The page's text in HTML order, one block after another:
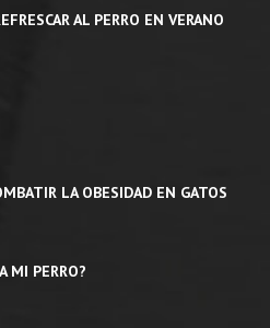
AL PERRO EN VERANO
LA OBESIDAD EN GATOS
MI PERRO?